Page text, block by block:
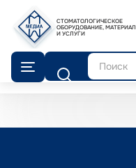
СТОМАТОЛОГИЧЕСКОЕ
ОБОРУДОВАНИЕ,
И УСЛУГИ
Поиск